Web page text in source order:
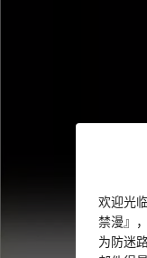
欢迎光
禁漫』
为防迷